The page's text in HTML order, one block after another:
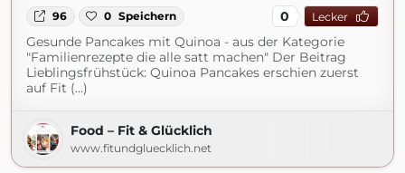
96 0 Speichern 0 Lecker
Gesunde Pancakes mit Quinoa - aus der Kategorie
"Familienrezepte die alle satt machen" Der Beitrag
Lieblingsfrühstück: Quinoa Pancakes erschien zuerst
auf Fit (...)
Food – Fit & Glücklich
www.fitundgluecklich.net